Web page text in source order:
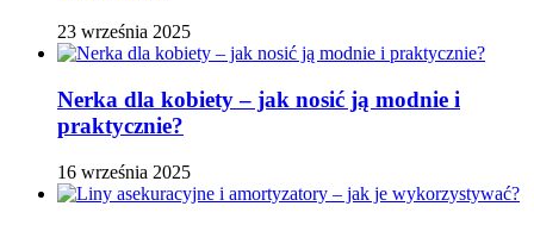
23 września 2025
Nerka dla kobiety – jak nosić ją modnie i
praktycznie?
16 września 2025